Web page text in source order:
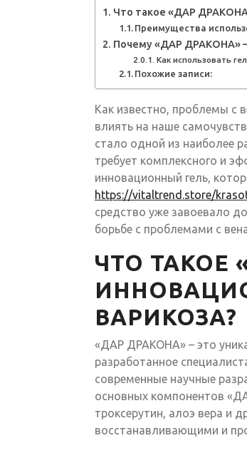
Что такое «ДАР
Преимущества
Почему «ДАР ДРАКОНА» –
Как использовать
Похожие записи:
Как известно, проблемы с
влиять на наше
стало одной из наиболее
требует комплексного и
инновационный гель,
https://vitaltrend.store/
средство уже завоевало
борьбе с проблемами с
ЧТО ТАКОЕ
ВАРИКОЗА?
«ДАР ДРАКОНА» – это
разработанное
современные научные
основных компонентов
троксерутин, алоэ вера и
восстанавливающими и